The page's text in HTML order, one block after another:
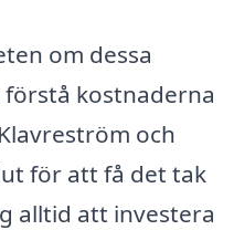
om dessa
kostnaderna
och
för att få det tak
alltid att investera